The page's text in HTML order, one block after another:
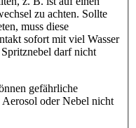
zu achten. Sollte
muss diese
sofort mit viel Wasser
darf nicht
gefährliche
oder Nebel nicht